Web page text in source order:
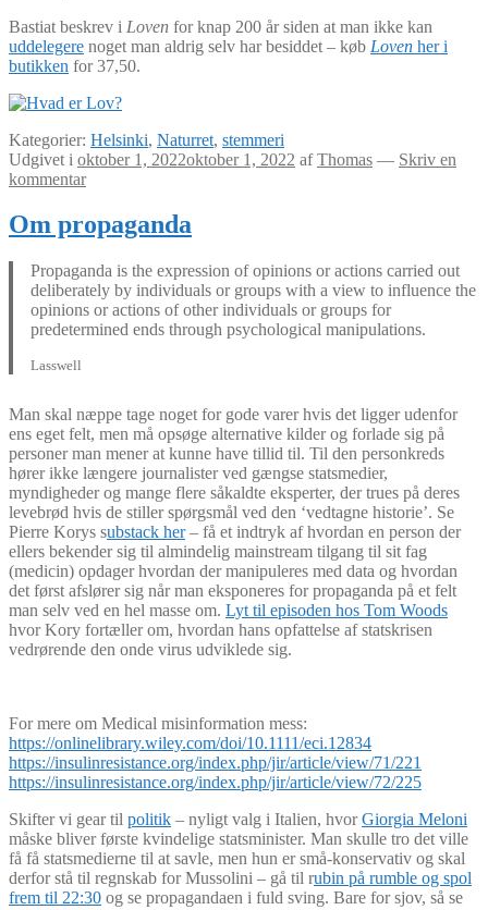
Bastiat beskrev i Loven for knap 200 år siden at man ikke kan
uddelegere noget man aldrig selv har besiddet – køb Loven her i
butikken for 37,50.
Kategorier: Helsinki, Naturret, stemmeri
Udgivet i oktober 1, 2022oktober 1, 2022 afThomas — Skriv en
kommentar
Om propaganda
Propaganda is the expression of opinions or actions carried out
deliberately by individuals or groups with a view to influence the
opinions or actions of other individuals or groups for
predetermined ends through psychological manipulations.
Lasswell
Man skal næppe tage noget for gode varer hvis det ligger udenfor
ens eget felt, men må opsøge alternative kilder og forlade sig på
personer man mener at kunne have tillid til. Til den personkreds
hører ikke længere journalister ved gængse statsmedier,
myndigheder og mange flere såkaldte eksperter, der trues på deres
levebrød hvis de stiller spørgsmål ved den ‘vedtagne historie’. Se
Pierre Korys substack her– få et indtryk af hvordan en person der
ellers bekender sig til almindelig mainstream tilgang til sit fag
(medicin) opdager hvordan der manipuleres med data og hvordan
det først afslører sig når man eksponeres for propaganda på et felt
man selv ved en hel masse om. Lyt til episoden hos Tom Woods
hvor Kory fortæller om, hvordan hans opfattelse af statskrisen
vedrørende den onde virus udviklede sig.
For mere om Medical misinformation mess:
https://onlinelibrary.wiley.com/doi/10.1111/eci.12834
https://insulinresistance.org/index.php/jir/article/view/71/221
https://insulinresistance.org/index.php/jir/article/view/72/225
Skifter vi gear til politik – nyligt valg i Italien, hvorGiorgia Meloni
måske bliver første kvindelige statsminister. Man skulle tro det ville
få få statsmedierne til at savle, men hun er små-konservativ og skal
derfor stå til regnskab for Mussolini – gå til rubin på rumble og spol
frem til 22:30 og se propagandaen i fuld sving. Bare for sjov, så se